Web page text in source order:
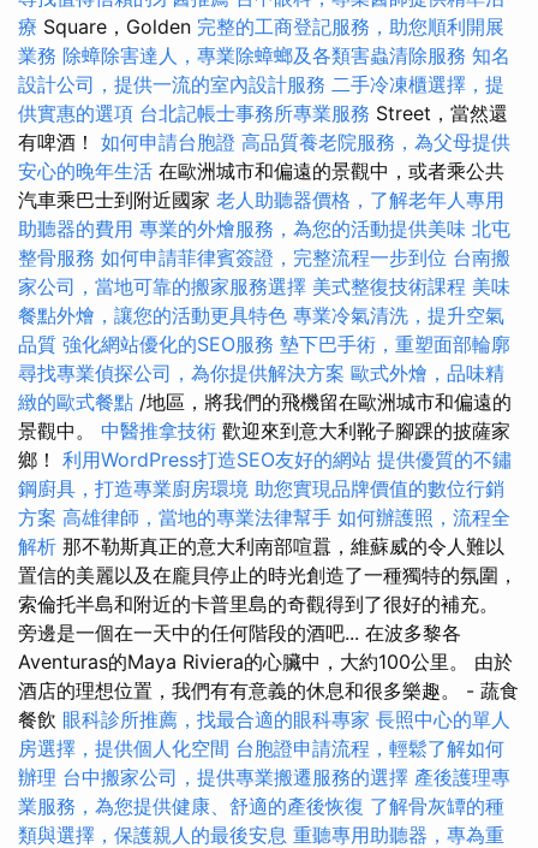
療 Square，Golden 完整的工商登記服務，助您順利開展
業務 除蟑除害達人，專業除蟑螂及各類害蟲清除服務 知名
設計公司，提供一流的室內設計服務 二手冷凍櫃選擇，提
供實惠的選項 台北記帳士事務所專業服務 Street，當然還
有啤酒！ 如何申請台胞證 高品質養老院服務，為父母提供
安心的晚年生活 在歐洲城市和偏遠的景觀中，或者乘公共
汽車乘巴士到附近國家 老人助聽器價格，了解老年人專用
助聽器的費用 專業的外燴服務，為您的活動提供美味 北屯
整骨服務 如何申請菲律賓簽證，完整流程一步到位 台南搬
家公司，當地可靠的搬家服務選擇 美式整復技術課程 美味
餐點外燴，讓您的活動更具特色 專業冷氣清洗，提升空氣
品質 強化網站優化的SEO服務 墊下巴手術，重塑面部輪廓
尋找專業偵探公司，為你提供解決方案 歐式外燴，品味精
緻的歐式餐點 /地區，將我們的飛機留在歐洲城市和偏遠的
景觀中。 中醫推拿技術 歡迎來到意大利靴子腳踝的披薩家
鄉！ 利用WordPress打造SEO友好的網站 提供優質的不鏽
鋼廚具，打造專業廚房環境 助您實現品牌價值的數位行銷
方案 高雄律師，當地的專業法律幫手 如何辦護照，流程全
解析 那不勒斯真正的意大利南部喧囂，維蘇威的令人難以
置信的美麗以及在龐貝停止的時光創造了一種獨特的氛圍，
索倫托半島和附近的卡普里島的奇觀得到了很好的補充。
旁邊是一個在一天中的任何階段的酒吧... 在波多黎各
Aventuras的Maya Riviera的心臟中，大約100公里。 由於
酒店的理想位置，我們有有意義的休息和很多樂趣。 - 蔬食
餐飲 眼科診所推薦，找最合適的眼科專家 長照中心的單人
房選擇，提供個人化空間 台胞證申請流程，輕鬆了解如何
辦理 台中搬家公司，提供專業搬遷服務的選擇 產後護理專
業服務，為您提供健康、舒適的產後恢復 了解骨灰罈的種
類與選擇，保護親人的最後安息 重聽專用助聽器，專為重